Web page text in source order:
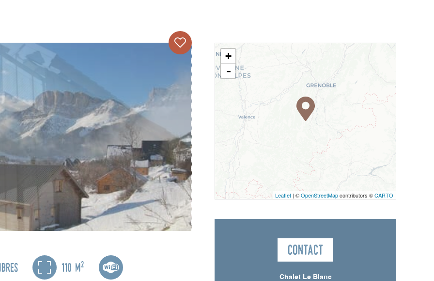
110 m2
+
-
Leaflet | ©OpenStreetMapcontributors ©CARTO
Contact
Chalet Le Blanc